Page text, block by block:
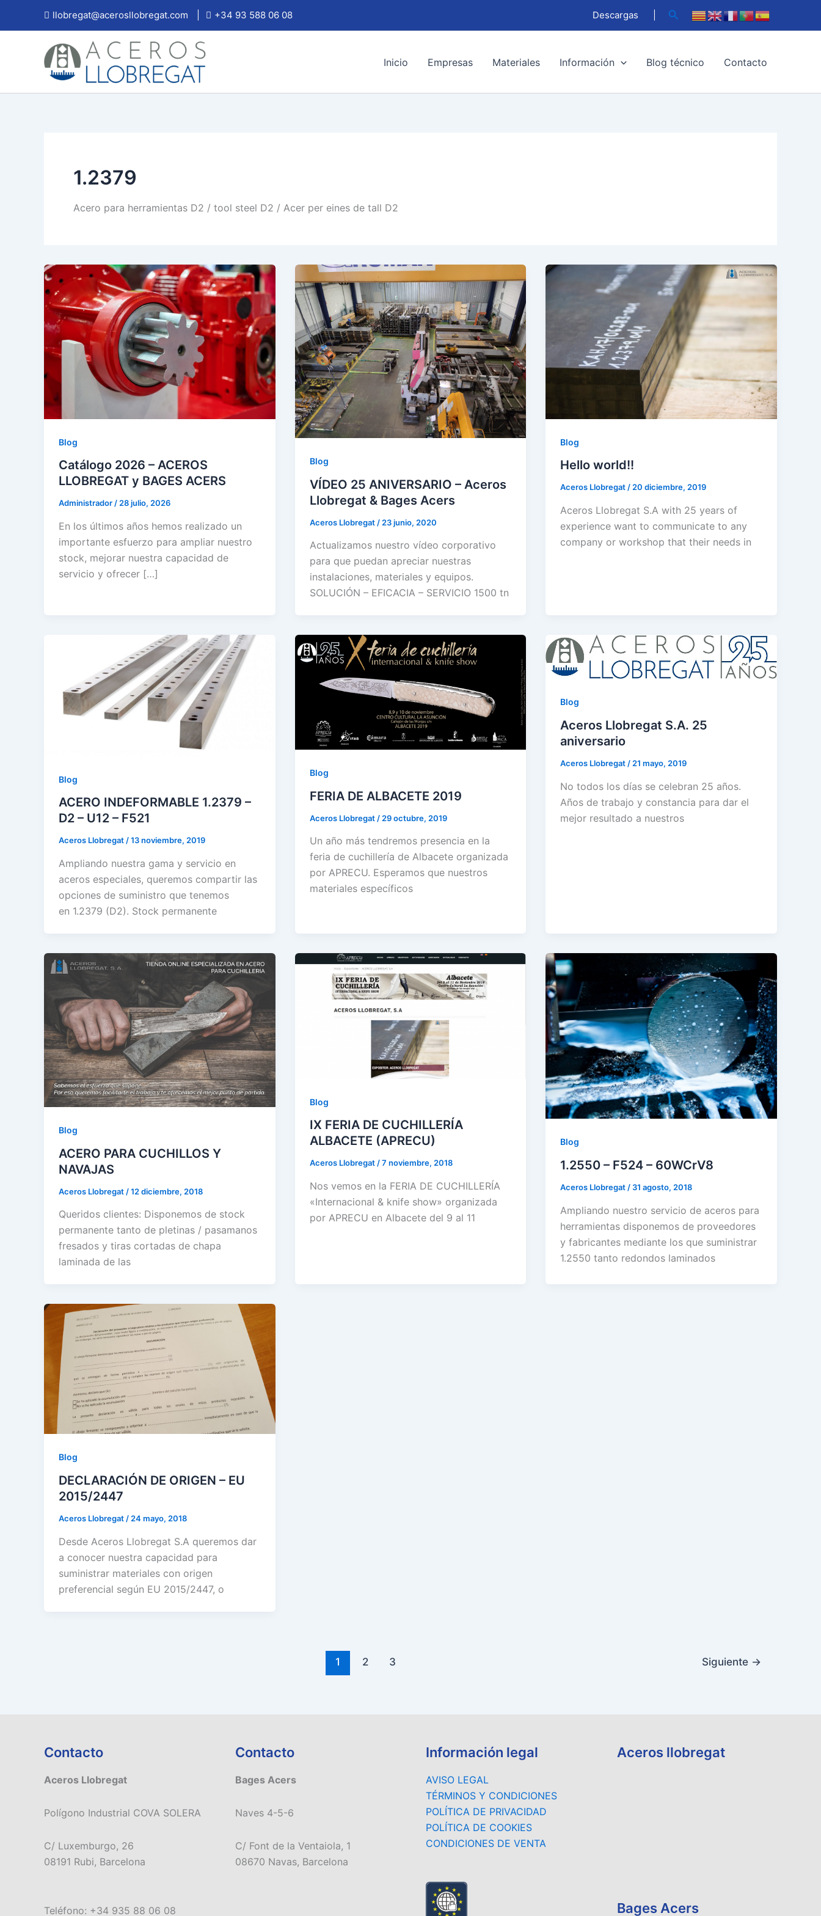
llobregat@acerosllobregat.com +34 93 588 06 08 Descargas Buscar
Inicio Empresas Materiales Información Blog técnico Contacto
1.2379
Acero para herramientas D2 / tool steel D2 / Acer per eines de tall D2
Blog
Catálogo 2026 – ACEROS
LLOBREGAT y BAGES ACERS
Administrador/28 julio, 2026
En los últimos años hemos realizado un
importante esfuerzo para ampliar nuestro
stock, mejorar nuestra capacidad de
servicio y ofrecer […]
Blog
VÍDEO 25 ANIVERSARIO – Aceros
Llobregat & Bages Acers
Aceros Llobregat / 23 junio, 2020
Actualizamos nuestro vídeo corporativo
para que puedan apreciar nuestras
instalaciones, materiales y equipos.
SOLUCIÓN – EFICACIA – SERVICIO 1500 tn
Blog
Hello world!!
Aceros Llobregat/20 diciembre, 2019
Aceros Llobregat S.A with 25 years of
experience want to communicate to any
company or workshop that their needs in
Blog
ACERO INDEFORMABLE 1.2379 –
D2 – U12 – F521
Aceros Llobregat/13 noviembre, 2019
Ampliando nuestra gama y servicio en
aceros especiales, queremos compartir las
opciones de suministro que tenemos
en 1.2379 (D2). Stock permanente
Blog
FERIA DE ALBACETE 2019
Aceros Llobregat / 29 octubre, 2019
Un año más tendremos presencia en la
feria de cuchillería de Albacete organizada
por APRECU. Esperamos que nuestros
materiales específicos
Blog
Aceros Llobregat S.A. 25
aniversario
Aceros Llobregat / 21 mayo, 2019
No todos los días se celebran 25 años.
Años de trabajo y constancia para dar el
mejor resultado a nuestros
Blog
ACERO PARA CUCHILLOS Y
NAVAJAS
Aceros Llobregat /12 diciembre, 2018
Queridos clientes: Disponemos de stock
permanente tanto de pletinas / pasamanos
fresados y tiras cortadas de chapa
laminada de las
Blog
IX FERIA DE CUCHILLERÍA
ALBACETE (APRECU)
Aceros Llobregat/7 noviembre, 2018
Nos vemos en la FERIA DE CUCHILLERÍA
«Internacional & knife show» organizada
por APRECU en Albacete del 9 al 11
Blog
1.2550 – F524 – 60WCrV8
Aceros Llobregat/ 31 agosto, 2018
Ampliando nuestro servicio de aceros para
herramientas disponemos de proveedores
y fabricantes mediante los que suministrar
1.2550 tanto redondos laminados
Blog
DECLARACIÓN DE ORIGEN – EU
2015/2447
Aceros Llobregat/24 mayo, 2018
Desde Aceros Llobregat S.A queremos dar
a conocer nuestra capacidad para
suministrar materiales con origen
preferencial según EU 2015/2447, o
1 2 3 Siguiente →
Contacto
Aceros Llobregat
Polígono Industrial COVA SOLERA
C/ Luxemburgo, 26
08191 Rubi, Barcelona
Teléfono: +34 935 88 06 08
Contacto
Bages Acers
Naves 4-5-6
C/ Font de la Ventaiola, 1
08670 Navas, Barcelona
Información legal
AVISO LEGAL
TÉRMINOS Y CONDICIONES
POLÍTICA DE PRIVACIDAD
POLÍTICA DE COOKIES
CONDICIONES DE VENTA
Aceros llobregat
Bages Acers